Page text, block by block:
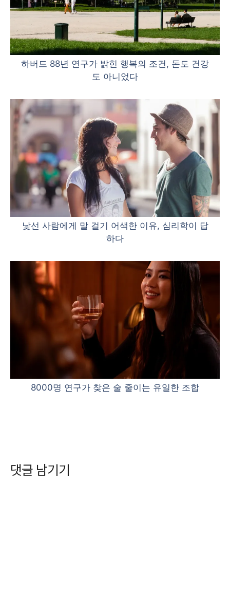
하버드 88년 연구가 밝힌 행복의 조건, 돈도 건강
도 아니었다
낯선 사람에게 말 걸기 어색한 이유, 심리학이 답
하다
8000명 연구가 찾은 술 줄이는 유일한 조합
댓글 남기기